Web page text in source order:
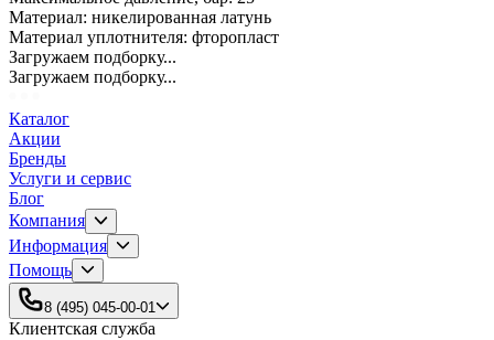
Материал: никелированная латунь
Материал уплотнителя: фторопласт
Загружаем подборку...
Загружаем подборку...
Каталог
Акции
Бренды
Услуги и сервис
Блог
Компания
Информация
Помощь
8 (495) 045-00-01
Клиентская служба